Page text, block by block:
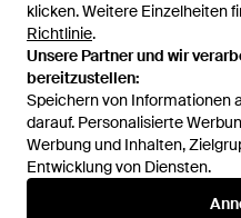
klicken. Weitere Einzelheiten
Richtlinie.
Unsere Partner und wir
bereitzustellen:
Speichern von Informationen
darauf. Personalisierte
Werbung und Inhalten,
Entwicklung von Diensten.
klicken. Weitere Einzelheiten
Richtlinie.
Unsere Partner und wir
bereitzustellen:
Speichern von Informationen
darauf. Personalisierte
Werbung und Inhalten,
Entwicklung von Diensten.
International